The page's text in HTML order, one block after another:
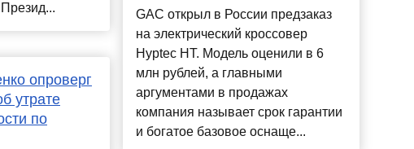
опроверг
утрате
по
GAC открыл в России предзаказ
на электрический кроссовер
Hyptec HT. Модель оценили в 6
млн рублей, а главными
аргументами в продажах
компания называет срок гарантии
и богатое базовое оснаще...